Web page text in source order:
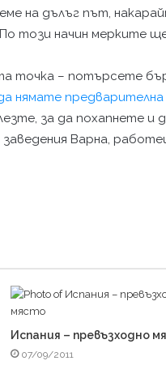
на дълъг път,
този начин мерките
точка – потърсете
нямате предварителна
за да похапнете и
Варна,
Испания – превъзходно
07/09/2011